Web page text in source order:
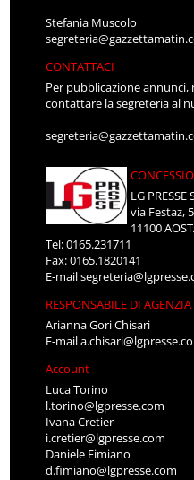
Stefania Muscolo
CONTATTACI
Per pubblicazione
contattare la segreteria al
LG PRESSE
via Festaz,
11100
Tel: 0165.231711
Fax: 0165.1820141
E-mail
RESPONSABILE DI AGENZIA
Arianna Gori Chisari
E-mail
Account
Luca Torino
l.torino@lgpresse.com
Ivana Cretier
i.cretier@lgpresse.com
Daniele Fimiano
d.fimiano@lgpresse.com